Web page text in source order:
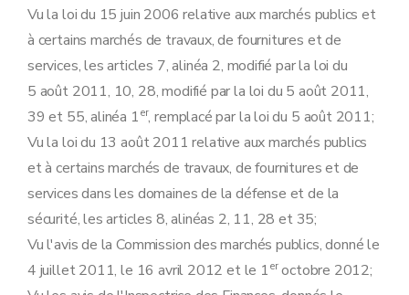
Art. 22
Art. 23
Garanties financières
Art. 24
Art. 25
Art. 26
Art. 27
Art. 28
Art. 29
Art. 30
Art. 31
Art. 32
Art. 33
Section 4 Documents du marché
Art. 34
Art. 35
Vu la loi du 15 juin 2006 relative aux marchés publics et
à certains marchés de travaux, de fournitures et de
services, les articles 7, alinéa 2, modifié par la loi du
5 août 2011, 10, 28, modifié par la loi du 5 août 2011,
39 et 55, alinéa 1er, remplacé par la loi du 5 août 2011;
Vu la loi du 13 août 2011 relative aux marchés publics
et à certains marchés de travaux, de fournitures et de
services dans les domaines de la défense et de la
sécurité, les articles 8, alinéas 2, 11, 28 et 35;
Vu l'avis de la Commission des marchés publics, donné le
4 juillet 2011, le 16 avril 2012 et le 1eroctobre 2012;